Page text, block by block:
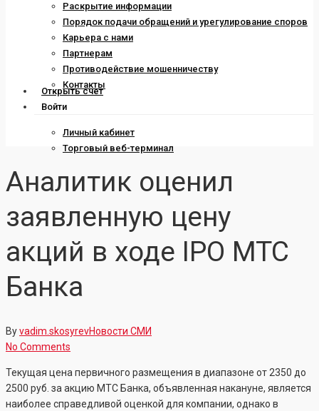
Раскрытие информации
Порядок подачи обращений и урегулирование споров
Карьера с нами
Партнерам
Противодействие мошенничеству
Контакты
Открыть счет
Войти
Личный кабинет
Торговый веб-терминал
Аналитик оценил
заявленную цену
акций в ходе IPO МТС
Банка
Byvadim.skosyrevНовости СМИ
No Comments
Текущая цена первичного размещения в диапазоне от 2350 до
2500 руб. за акцию МТС Банка, объявленная накануне, является
наиболее справедливой оценкой для компании, однако в